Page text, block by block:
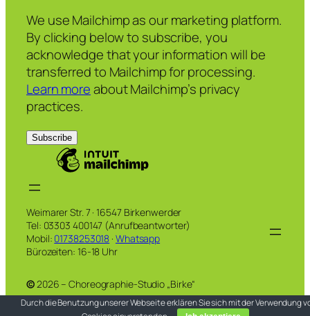
We use Mailchimp as our marketing platform.
By clicking below to subscribe, you
acknowledge that your information will be
transferred to Mailchimp for processing.
Learn moreabout Mailchimp’s privacy
practices.
Weimarer Str. 7 · 16547 Birkenwerder
Tel: 03303 400147 (Anrufbeantworter)
Mobil: 01738253018 · Whatsapp
Bürozeiten: 16-18 Uhr
©2026 – Choreographie-Studio „Birke“
Durch die Benutzung unserer Webseite erklären Sie sich mit der Verwendung